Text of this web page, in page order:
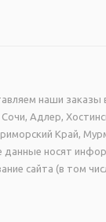
наши
Адлер,
Край,
носят
сайта (в том